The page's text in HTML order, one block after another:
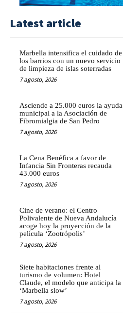
Latest article
Marbella intensifica el cuidado de
los barrios con un nuevo servicio
de limpieza de islas soterradas
7 agosto, 2026
Asciende a 25.000 euros la ayuda
municipal a la Asociación de
Fibromialgia de San Pedro
7 agosto, 2026
La Cena Benéfica a favor de
Infancia Sin Fronteras recauda
43.000 euros
7 agosto, 2026
Cine de verano: el Centro
Polivalente de Nueva Andalucía
acoge hoy la proyección de la
película ‘Zootrópolis’
7 agosto, 2026
Siete habitaciones frente al
turismo de volumen: Hotel
Claude, el modelo que anticipa la
‘Marbella slow’
7 agosto, 2026